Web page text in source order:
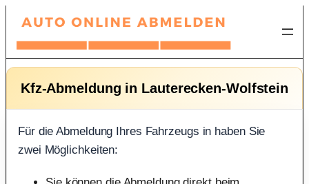
Zum
springen
Kfz-Abmeldung in Lauterecken-Wolfstein
Für die Abmeldung Ihres Fahrzeugs in haben Sie
zwei Möglichkeiten: